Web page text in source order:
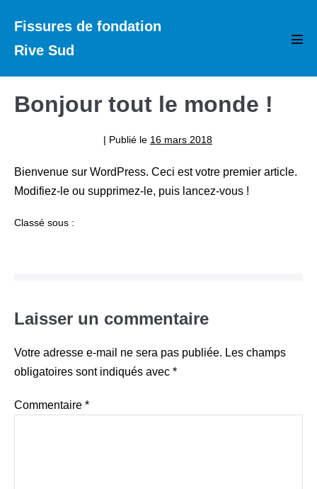
contenu
Fissures de fondation
Rive Sud
Bonjour tout le monde !
| Publié le 16 mars 2018
Bienvenue sur WordPress. Ceci est votre premier article.
Modifiez-le ou supprimez-le, puis lancez-vous !
Classé sous :
Laisser un commentaire
Votre adresse e-mail ne sera pas publiée. Les champs
obligatoires sont indiqués avec *
Commentaire *